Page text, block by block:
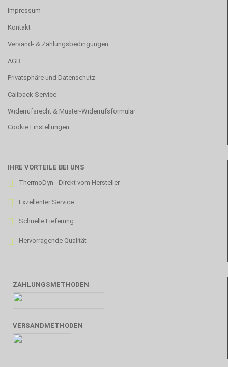
Impressum
Kontakt
Versand- & Zahlungsbedingungen
AGB
Privatsphäre und Datenschutz
Callback Service
Widerrufsrecht & Muster-Widerrufsformular
Cookie Einstellungen
IHRE VORTEILE BEI UNS
ThermoDyn - Direkt vom Hersteller
Exzellenter Service
Schnelle Lieferung
Hervorragende Qualität
ZAHLUNGSMETHODEN
VERSANDMETHODEN